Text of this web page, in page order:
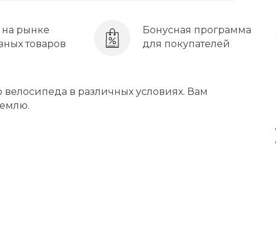
на рынке
товаров
Бонусная программа
для покупателей
велосипеда в различных условиях. Вам